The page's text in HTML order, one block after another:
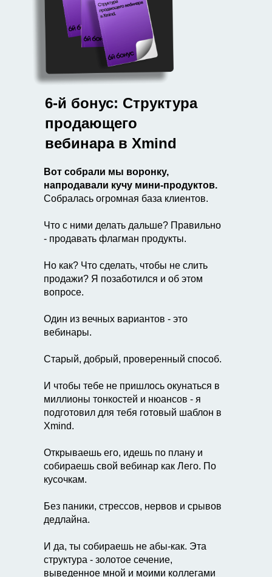
Вот собрали мы воронку,
напродавали кучу мини-продуктов.
Собралась огромная база клиентов.
Что с ними делать дальше? Правильно
- продавать флагман продукты.
Но как? Что сделать, чтобы не слить
продажи? Я позаботился и об этом
вопросе.
Один из вечных вариантов - это
вебинары.
Старый, добрый, проверенный способ.
И чтобы тебе не пришлось окунаться в
миллионы тонкостей и нюансов - я
подготовил для тебя готовый шаблон в
Xmind.
Открываешь его, идешь по плану и
собираешь свой вебинар как Лего. По
кусочкам.
Без паники, стрессов, нервов и срывов
дедлайна.
И да, ты собираешь не абы-как. Эта
структура - золотое сечение,
выведенное мной и моими коллегами
6-й бонус: Структура
продающего
вебинара в Xmind